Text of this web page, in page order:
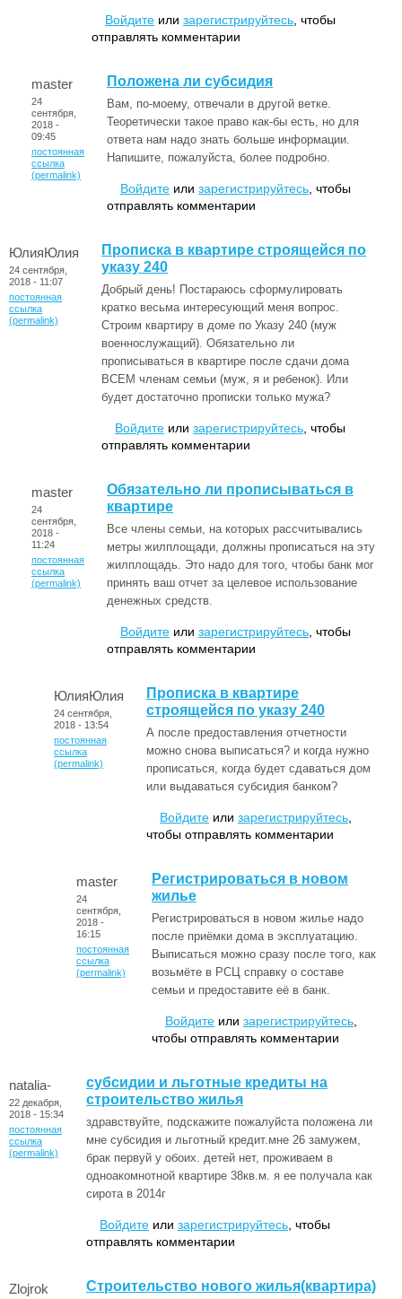
Войдите или зарегистрируйтесь , чтобы
отправлять комментарии
master
24
сентября,
2018 -
09:45
постоянная
ссылка
(permalink)
Положена ли субсидия
Вам, по-моему, отвечали в другой ветке.
Теоретически такое право как-бы есть, но для
ответа нам надо знать больше информации.
Напишите, пожалуйста, более подробно.
Войдите или зарегистрируйтесь , чтобы
отправлять комментарии
ЮлияЮлия
24 сентября,
2018 - 11:07
постоянная
ссылка
(permalink)
Прописка в квартире строящейся по
указу 240
Добрый день! Постараюсь сформулировать
кратко весьма интересующий меня вопрос.
Строим квартиру в доме по Указу 240 (муж
военнослужащий). Обязательно ли
прописываться в квартире после сдачи дома
ВСЕМ членам семьи (муж, я и ребенок). Или
будет достаточно прописки только мужа?
Войдите или зарегистрируйтесь , чтобы
отправлять комментарии
master
24
сентября,
2018 -
11:24
постоянная
ссылка
(permalink)
Обязательно ли прописываться в
квартире
Все члены семьи, на которых рассчитывались
метры жилплощади, должны прописаться на эту
жилплощадь. Это надо для того, чтобы банк мог
принять ваш отчет за целевое использование
денежных средств.
Войдите или зарегистрируйтесь , чтобы
отправлять комментарии
ЮлияЮлия
24 сентября,
2018 - 13:54
постоянная
ссылка
(permalink)
Прописка в квартире
строящейся по указу 240
А после предоставления отчетности
можно снова выписаться? и когда нужно
прописаться, когда будет сдаваться дом
или выдаваться субсидия банком?
Войдите или зарегистрируйтесь
чтобы отправлять комментарии
master
24
сентября,
2018 -
16:15
постоянная
ссылка
(permalink)
Регистрироваться в новом
жилье
Регистрироваться в новом жилье надо
после приёмки дома в эксплуатацию.
Выписаться можно сразу после того, как
возьмёте в РСЦ справку о составе
семьи и предоставите её в банк.
Войдите или зарегистрируйтесь
чтобы отправлять комментарии
natalia-
22 декабря,
2018 - 15:34
постоянная
ссылка
(permalink)
субсидии и льготные кредиты на
строительство жилья
здравствуйте, подскажите пожалуйста положена ли
мне субсидия и льготный кредит.мне 26 замужем,
брак первуй у обоих. детей нет, проживаем в
одноакомнотной квартире 38кв.м. я ее получала как
сирота в 2014г
Войдите или зарегистрируйтесь , чтобы
отправлять комментарии
Zlojrok Строительство нового жилья(квартира)